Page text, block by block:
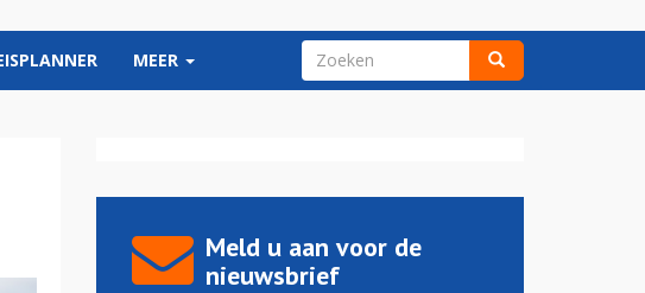
MEER ZOEKVELD
Meld u aan voor de
nieuwsbrief